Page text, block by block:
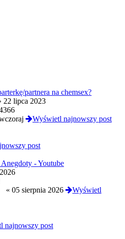
partnera na chemsex?
22 lipca 2023
Wyświetl najnowszy post
post
- Youtube
« 05 sierpnia 2026
Wyświetl
najnowszy post